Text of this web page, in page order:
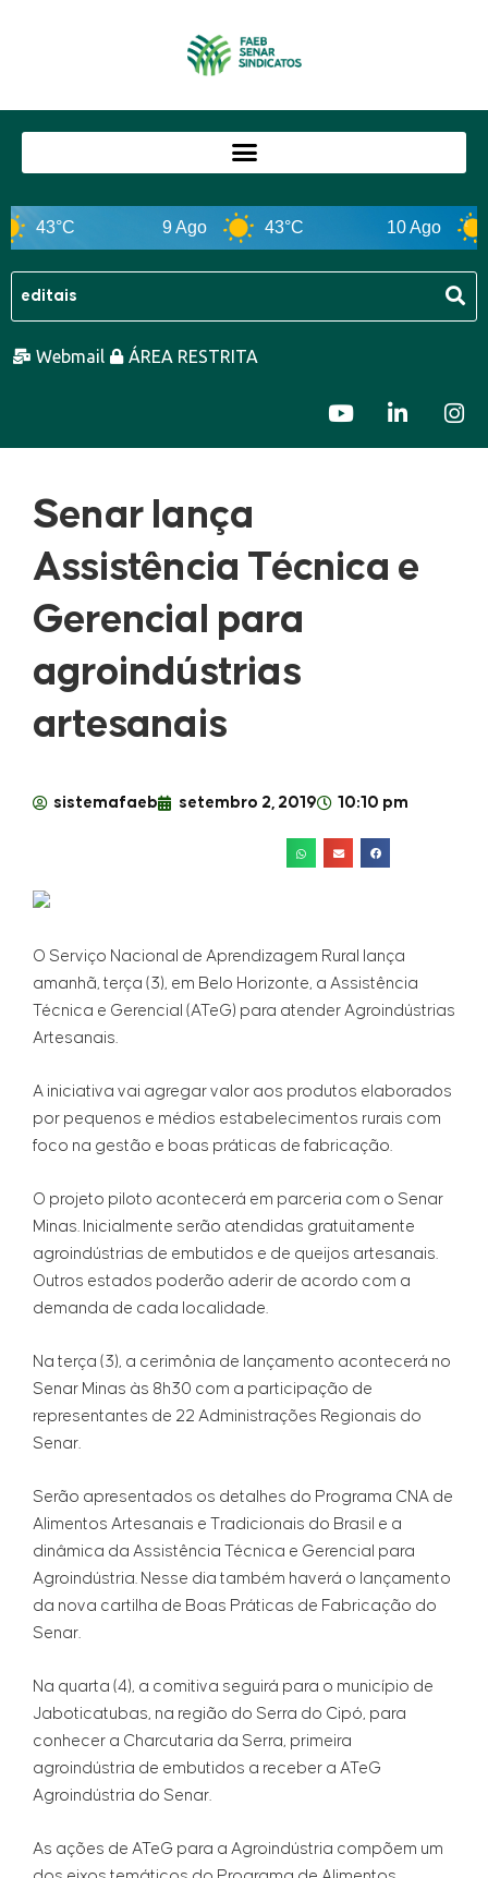
43°C 9 Ago 43°C 10 Ago
Webmail ÁREA RESTRITA
Senar lança
Assistência Técnica e
Gerencial para
agroindústrias
artesanais
sistemafaeb setembro 2, 2019 10:10 pm
O Serviço Nacional de Aprendizagem Rural lança
amanhã, terça (3), em Belo Horizonte, a Assistência
Técnica e Gerencial (ATeG) para atender Agroindústrias
Artesanais.
A iniciativa vai agregar valor aos produtos elaborados
por pequenos e médios estabelecimentos rurais com
foco na gestão e boas práticas de fabricação.
O projeto piloto acontecerá em parceria com o Senar
Minas. Inicialmente serão atendidas gratuitamente
agroindústrias de embutidos e de queijos artesanais.
Outros estados poderão aderir de acordo com a
demanda de cada localidade.
Na terça (3), a cerimônia de lançamento acontecerá no
Senar Minas às 8h30 com a participação de
representantes de 22 Administrações Regionais do
Senar.
Serão apresentados os detalhes do Programa CNA de
Alimentos Artesanais e Tradicionais do Brasil e a
dinâmica da Assistência Técnica e Gerencial para
Agroindústria. Nesse dia também haverá o lançamento
da nova cartilha de Boas Práticas de Fabricação do
Senar.
Na quarta (4), a comitiva seguirá para o município de
Jaboticatubas, na região do Serra do Cipó, para
conhecer a Charcutaria da Serra, primeira
agroindústria de embutidos a receber a ATeG
Agroindústria do Senar.
As ações de ATeG para a Agroindústria compõem um